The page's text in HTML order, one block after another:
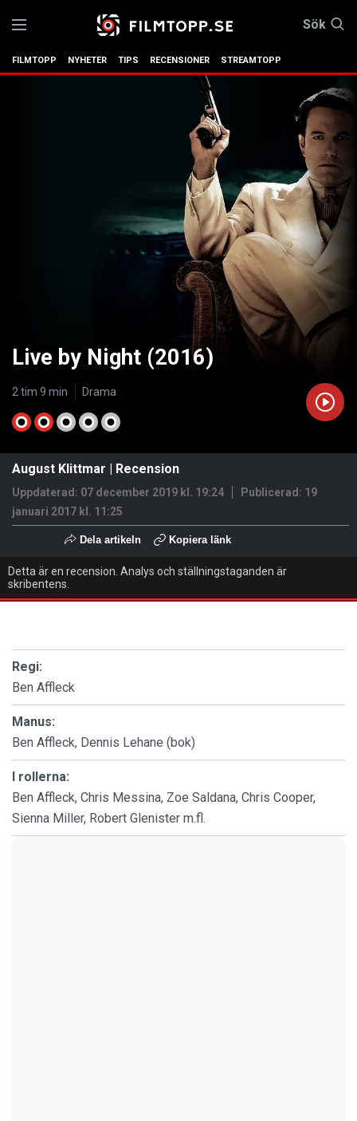
Sök
FILMTOPP NYHETER TIPS RECENSIONER STREAMTOPP
Live by Night (2016)
2 tim 9 min Drama
August Klittmar | Recension
Uppdaterad: 07 december 2019 kl. 19:24 Publicerad: 19
januari 2017 kl. 11:25
Dela artikeln Kopiera länk
Detta är en recension. Analys och ställningstaganden är
skribentens.
Regi:
Ben Affleck
Manus:
Ben Affleck, Dennis Lehane (bok)
I rollerna:
Ben Affleck, Chris Messina, Zoe Saldana, Chris Cooper,
Sienna Miller, Robert Glenister m.fl.